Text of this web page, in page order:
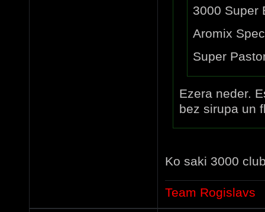
3000
Aromix
Super
Ezera neder.
bez sirupa un
Ko saki 3000
Team Rogislavs